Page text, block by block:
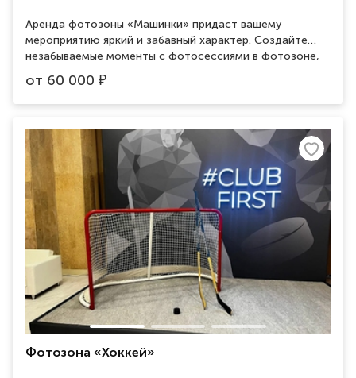
Аренда фотозоны «Машинки» придаст вашему
мероприятию яркий и забавный характер. Создайте
незабываемые моменты с фотосессиями в фотозоне,
которая включает в себя декорации и атрибуты,
связанные с миром автомобилей и транспорта.
Подарите гостям возможность окунуться в атмосферу
семьи. С арендой фотозоны «Машинки» ваше
мероприятие станет запоминающимся и уникальным.
Обращайтесь к нам для организации яркой фотозоны и
незабываемых впечатлений!
от 60 000 ₽
Фотозона «Хоккей»